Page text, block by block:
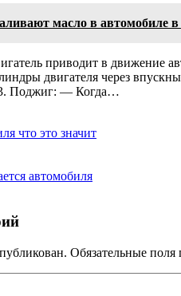
масло в автомобиле в
приводит в движение
двигателя через
3. Поджиг: — Когда…
что это значит
автомобиля
Обязательные